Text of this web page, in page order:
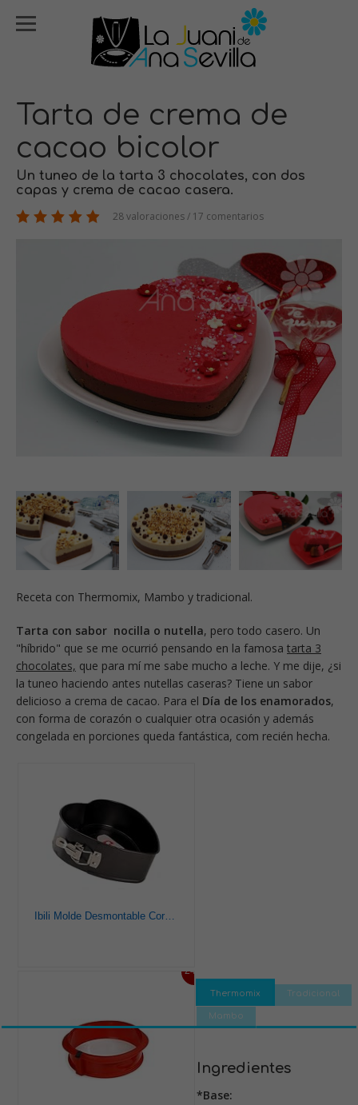
Tarta de crema de
cacao bicolor
Un tuneo de la tarta 3 chocolates, con dos
capas y crema de cacao casera.
28 valoraciones / 17 comentarios
Receta con Thermomix, Mambo y tradicional.
Tarta con sabor nocilla o nutella, pero todo casero. Un
"híbrido" que se me ocurrió pensando en la famosa tarta 3
chocolates, que para mí me sabe mucho a leche. Y me dije, ¿si
la tuneo haciendo antes nutellas caseras? Tiene un sabor
delicioso a crema de cacao. Para el Día de los enamorados,
con forma de corazón o cualquier otra ocasión y además
congelada en porciones queda fantástica, com recién hecha.
Ibili Molde Desmontable Corazon Moka 22 CM, Stainless Steel, Negro, 22 x 7.5 x 5 cm
24%
Thermomix Tradicional
Mambo
Ingredientes
*Base: